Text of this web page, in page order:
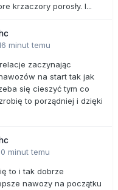
krzaczory porosły. I...
minut temu
zaczynając
na start tak jak
się cieszyć tym co
to porządniej i dzięki
minut temu
to i tak dobrze
nawozy na początku